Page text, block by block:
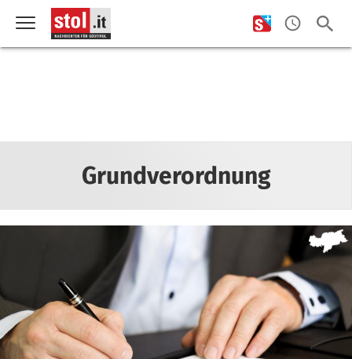
Grundverordnung